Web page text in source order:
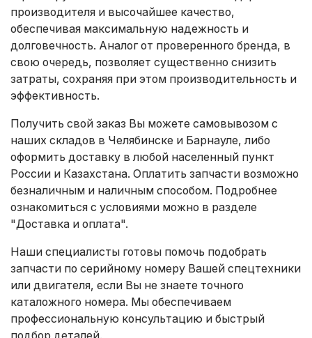
производителя и высочайшее качество,
обеспечивая максимальную надежность и
долговечность. Аналог от проверенного бренда, в
свою очередь, позволяет существенно снизить
затраты, сохраняя при этом производительность и
эффективность.
Получить свой заказ Вы можете самовывозом с
наших складов в Челябинске и Барнауле, либо
оформить доставку в любой населенный пункт
России и Казахстана. Оплатить запчасти возможно
безналичным и наличным способом. Подробнее
ознакомиться с условиями можно в разделе
"Доставка и оплата".
Наши специалисты готовы помочь подобрать
запчасти по серийному номеру Вашей спецтехники
или двигателя, если Вы не знаете точного
каталожного номера. Мы обеспечиваем
профессиональную консультацию и быстрый
подбор деталей.